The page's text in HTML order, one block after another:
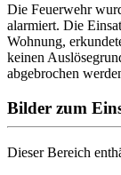
Die Feuerwehr
alarmiert. Die
Wohnung,
keinen
abgebrochen
Bilder zum
Dieser Bereich